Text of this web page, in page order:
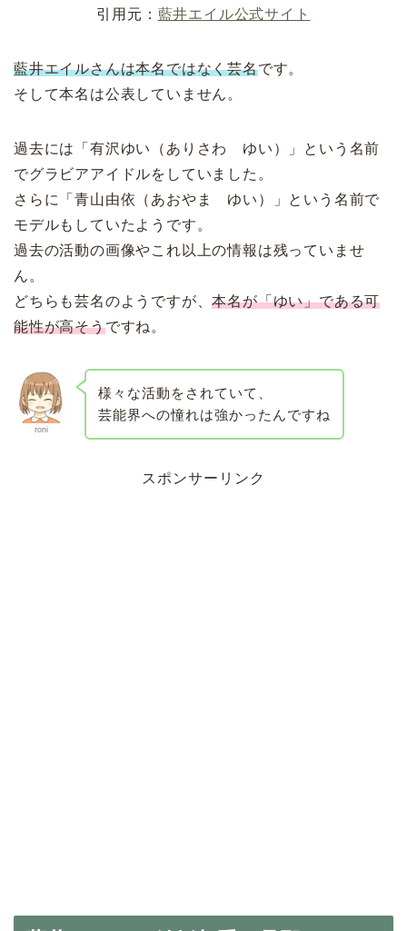
引用元： 藍井エイル公式サイト
藍井エイルさんは本名ではなく芸名です。
そして本名は公表していません。
過去には「有沢ゆい（ありさわ ゆい）」という名前
でグラビアアイドルをしていました。
さらに「青山由依（あおやま ゆい）」という名前で
モデルもしていたようです。
過去の活動の画像やこれ以上の情報は残っていませ
ん。
どちらも芸名のようですが、本名が「ゆい」である可
能性が高そうですね。
roni
様々な活動をされていて、
芸能界への憧れは強かったんですね
スポンサーリンク